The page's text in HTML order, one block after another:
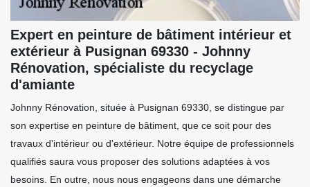
Expert en peinture de bâtiment intérieur et
extérieur à Pusignan 69330 - Johnny
Rénovation, spécialiste du recyclage
d'amiante
Johnny Rénovation, située à Pusignan 69330, se distingue par
son expertise en peinture de bâtiment, que ce soit pour des
travaux d'intérieur ou d'extérieur. Notre équipe de professionnels
qualifiés saura vous proposer des solutions adaptées à vos
besoins. En outre, nous nous engageons dans une démarche